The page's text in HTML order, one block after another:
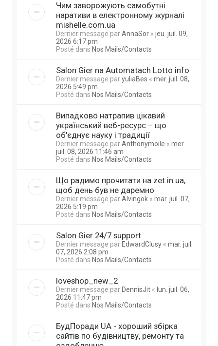
Чим заворожують самобутні
наративи в електронному журналі
mishelle.com.ua
Dernier message parAnnaSor « jeu. juil. 09,
2026 6:17 pm
Posté dans Nos Mails/Contacts
Salon Gier na Automatach Lotto info
Dernier message paryuliaBes « mer. juil. 08,
2026 5:49 pm
Posté dans Nos Mails/Contacts
Випадково натрапив цікавий
український веб-ресурс – що
об'єднує науку і традиції
Dernier message parAnthonymoile « mer.
juil. 08, 2026 11:46 am
Posté dans Nos Mails/Contacts
Що радимо прочитати на zet.in.ua,
щоб день був не даремно
Dernier message parAlvingok « mar. juil. 07,
2026 5:19 pm
Posté dans Nos Mails/Contacts
Salon Gier 24/7 support
Dernier message par EdwardClusy « mar. juil.
07, 2026 2:08 pm
Posté dans Nos Mails/Contacts
loveshop_new_2
Dernier message par DennisJit « lun. juil. 06,
2026 11:47 pm
Posté dans Nos Mails/Contacts
БудПоради UA - хороший збірка
сайтів по будівництву, ремонту та